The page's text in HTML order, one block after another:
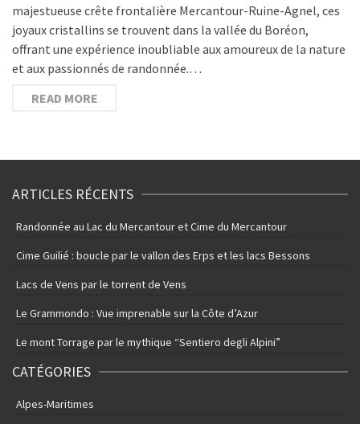
majestueuse crête frontalière Mercantour-Ruine-Agnel, ces
joyaux cristallins se trouvent dans la vallée du Boréon,
offrant une expérience inoubliable aux amoureux de la nature
et aux passionnés de randonnée.…
READ MORE
ARTICLES RÉCENTS
Randonnée au Lac du Mercantour et Cime du Mercantour
Cime Guilié : boucle par le vallon des Erps et les lacs Bessons
Lacs de Vens par le torrent de Vens
Le Grammondo : Vue imprenable sur la Côte d’Azur
Le mont Torrage par le mythique “Sentiero degli Alpini”
CATÉGORIES
Alpes-Maritimes